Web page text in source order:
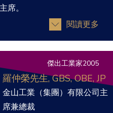
席。
閱讀更多
傑出工業家2005
羅仲榮先生, GBS, OBE, JP
金山工業（集團）有限公司主
席兼總裁